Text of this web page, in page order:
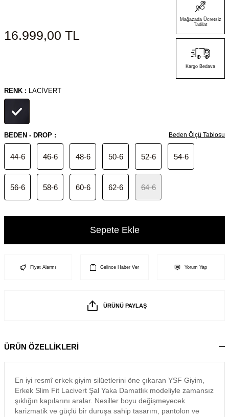
16.999,00 TL
Mağazada Ücretsiz
Tadilat
Kargo Bedava
RENK : LACIVERT
BEDEN - DROP : Beden Ölçü Tablosu
44-6 46-6 48-6 50-6 52-6 54-6
56-6 58-6 60-6 62-6 64-6
Sepete Ekle
Fiyat Alarmı Gelince Haber Ver Yorum Yap
ÜRÜNÜ PAYLAŞ
ÜRÜN ÖZELLİKLERİ
En iyi resmî erkek giyim silüetlerini öne çıkaran YSF Giyim,
Erkek Slim Fit Lacivert Şal Yaka Damatlık modeliyle zamansız
şıklığın kapılarını aralar. Nesiller boyu değişmeyecek
karizmatik ve güçlü bir duruşa sahip tasarım, pantolon ve